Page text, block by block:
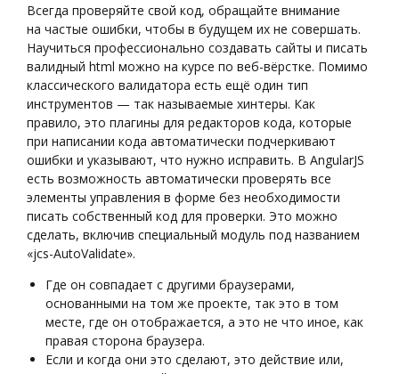
Всегда проверяйте свой код, обращайте внимание
на частые ошибки, чтобы в будущем их не совершать.
Научиться профессионально создавать сайты и писать
валидный html можно на курсе по веб-вёрстке. Помимо
классического валидатора есть ещё один тип
инструментов — так называемые хинтеры. Как
правило, это плагины для редакторов кода, которые
при написании кода автоматически подчеркивают
ошибки и указывают, что нужно исправить. В AngularJS
есть возможность автоматически проверять все
элементы управления в форме без необходимости
писать собственный код для проверки. Это можно
сделать, включив специальный модуль под названием
«jcs-AutoValidate».
Где он совпадает с другими браузерами,
основанными на том же проекте, так это в том
месте, где он отображается, а это не что иное, как
правая сторона браузера.
Если и когда они это сделают, это действие или,